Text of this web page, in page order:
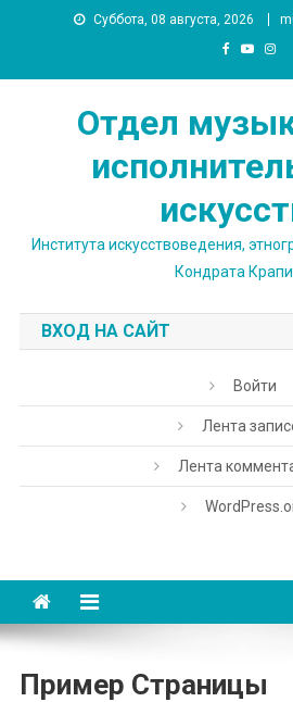
Суббота, 08 августа, 2026
Отдел
Института искусствоведения,
Кондрата
ВХОД НА САЙТ
Войти
Лента
Лента
Пример Страницы